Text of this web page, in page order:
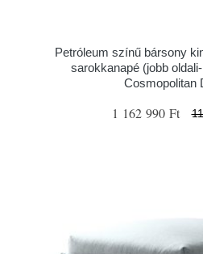
Petróleum színű bársony
sarokkanapé (jobb
Cosmopolitan
1 162 990 Ft